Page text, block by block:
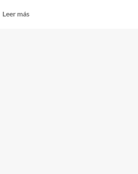
Leer másRead